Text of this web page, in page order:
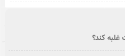
غلبه کند؟